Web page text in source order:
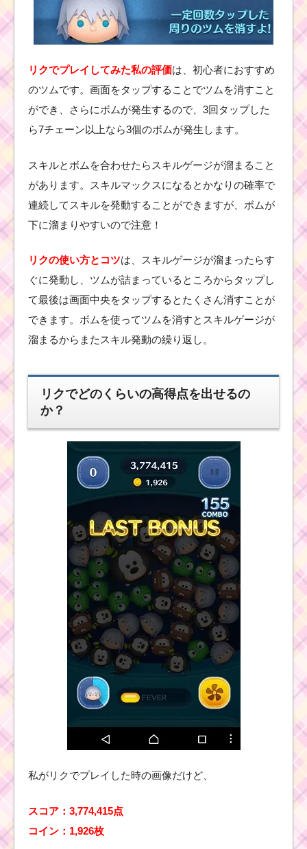
ツムツム9月ディ
ズニーストーリ
ーブックスイベ
ント4枚目のミッ
略
ツムツムキャラクタ
ー！ハワイアンスティ
ル画像･高得点をだすに
は？
スキル画像･高得
点をだすには？
ス
におすすめキャラ
ツムツム！フリンライ
ダーの使い方とスキル
動画｜画面中央のツム
が変化するので消しや
すい
ツムツムキャラ
クター！トリト
ン王の基礎情報
とスキル画像･高
得点をだすに
は？
ツムキャラ！グーフィ
ーのスキルを動画で確
認！高得点派？コイン
派？
ツムツムキャラ
クター！レディ
の基礎情報とス
をだすには？
リクでプレイしてみた私の評価は、初心者におすすめ
のツムです。画面をタップすることでツムを消すこと
ができ、さらにボムが発生するので、3回タップした
ら7チェーン以上なら3個のボムが発生します。
スキルとボムを合わせたらスキルゲージが溜まること
があります。スキルマックスになるとかなりの確率で
連続してスキルを発動することができますが、ボムが
下に溜まりやすいので注意！
リクの使い方とコツは、スキルゲージが溜まったらす
ぐに発動し、ツムが詰まっているところからタップし
て最後は画面中央をタップするとたくさん消すことが
できます。ボムを使ってツムを消すとスキルゲージが
溜まるからまたスキル発動の繰り返し。
リクでどのくらいの高得点を出せるの
か？
私がリクでプレイした時の画像だけど、
スコア：3,774,415点
コイン：1,926枚